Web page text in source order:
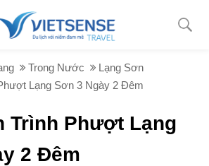
Trong Nước
Lạng Sơn
Lạng Sơn 3 Ngày 2 Đêm
Trình Phượt Lạng
2 Đêm